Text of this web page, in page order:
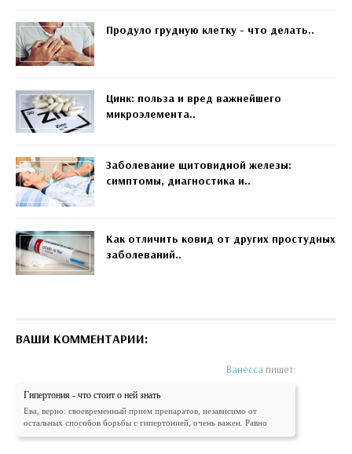
Продуло грудную клетку - что делать..
Цинк: польза и вред важнейшего
микроэлемента..
Заболевание щитовидной железы:
симптомы, диагностика и..
Как отличить ковид от других простудных
заболеваний..
ВАШИ КОММЕНТАРИИ:
Ванесса пишет:
Гипертония - что стоит о ней знать
Ева, верно: своевременный прием препаратов, независимо от
остальных способов борьбы с гипертонией, очень важен. Равно